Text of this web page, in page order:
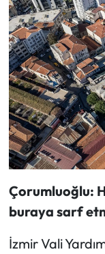
Çorumluoğlu:
buraya sarf
İzmir Vali